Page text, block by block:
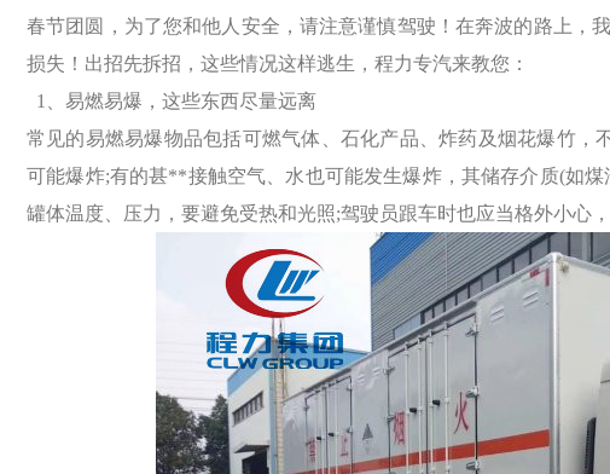
春节团 圆，为了您和他人安全，请注意谨慎驾驶！在奔波的路上
损失！出招先拆招，这些情况这样逃生，程力专汽来教您：
1、易燃易爆，这些东西尽量远离
常见的易燃易爆物品包括可燃气体、石化产品、炸药及烟花爆竹
可能爆炸;有的甚**接触空气、水也可能发生爆炸，其储存介质(如
罐体温度、压力， 要避免受热和光照;驾驶员跟车时也应当格外小心